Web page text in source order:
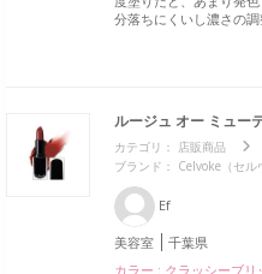
分落ちにくいし濃さの
ルージュ オー ミュー
カテゴリ： 店販商品
ブランド： Celvoke（セル
Ef
美容室
千葉県
カラー : クラッシーブリ